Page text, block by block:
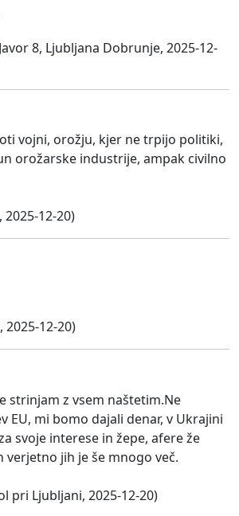
8, Ljubljana Dobrunje, 2025-12-
vojni, orožju, kjer ne trpijo politiki,
orožarske industrije, ampak civilno
2025-12-20)
2025-12-20)
strinjam z vsem naštetim.Ne
EU, mi bomo dajali denar, v Ukrajini
svoje interese in žepe, afere že
verjetno jih je še mnogo več.
pri Ljubljani, 2025-12-20)